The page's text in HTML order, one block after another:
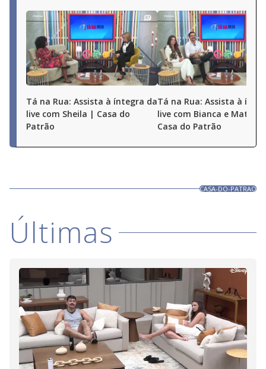
Tá na Rua: Assista à íntegra da
live com Sheila | Casa do
Patrão
Tá na Rua: Assista à
live com Bianca e
Casa do Patrão
CASA-DO-PATRAO
Últimas